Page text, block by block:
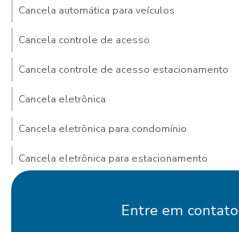
Cancela automática para veículos
Cancela controle de acesso
Cancela controle de acesso estacionamento
Cancela eletrônica
Cancela eletrônica para condomínio
Cancela eletrônica para estacionamento
Cancela para estacionamento com ticket
Entre em contato